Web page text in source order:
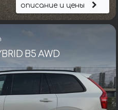
описание и цены
B5 AWD